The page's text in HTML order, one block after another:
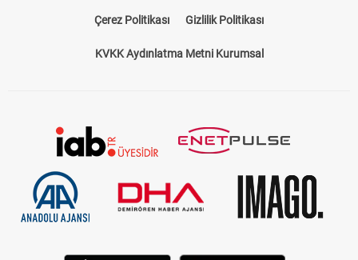
Çerez Politikası Gizlilik Politikası
KVKK Aydınlatma Metni Kurumsal